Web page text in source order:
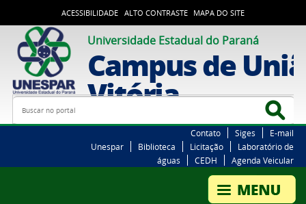
ACESSIBILIDADE ALTO CONTRASTE MAPA DO SITE
Universidade Estadual do Paraná
Campus de
Vitória
Busca
Contato Siges
E-mail
Unespar
Biblioteca Licitação
Laboratório de
águas
CEDH Agenda Veicular